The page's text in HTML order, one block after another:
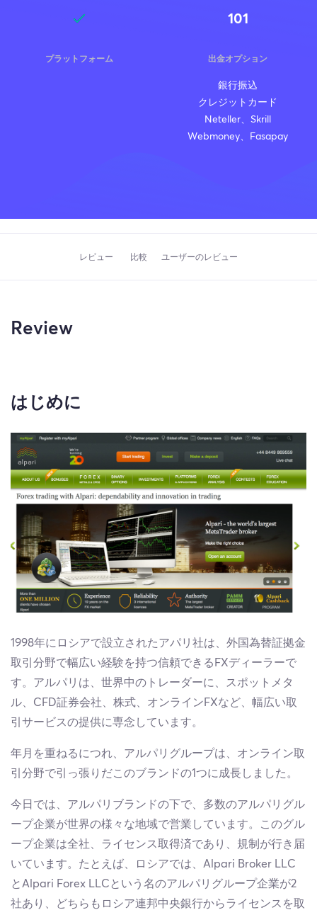
101
プラットフォーム 出金オプション
銀行振込
クレジットカード
Neteller、Skrill
Webmoney、Fasapay
レビュー 比較 ユーザーのレビュー
Review
はじめに
1998年にロシアで設立されたアパリ社は、外国為替証拠金
取引分野で幅広い経験を持つ信頼できるFXディーラーで
す。アルパリは、世界中のトレーダーに、スポットメタ
ル、CFD証券会社、株式、オンラインFXなど、幅広い取
引サービスの提供に専念しています。
年月を重ねるにつれ、アルパリグループは、オンライン取
引分野で引っ張りだこのブランドの1つに成長しました。
今日では、アルパリブランドの下で、多数のアルパリグル
ープ企業が世界の様々な地域で営業しています。このグル
ープ企業は全社、ライセンス取得済であり、規制が行き届
いています。たとえば、ロシアでは、Alpari Broker LLC
とAlpari Forex LLCという名のアルパリグループ企業が2
社あり、どちらもロシア連邦中央銀行からライセンスを取